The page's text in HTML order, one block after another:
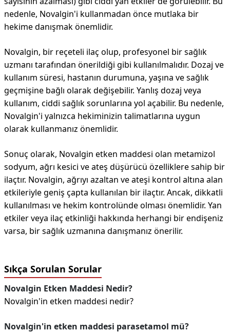
nedenle, Novalgin'i kullanmadan önce mutlaka bir
hekime danışmak önemlidir.
Novalgin, bir reçeteli ilaç olup, profesyonel bir sağlık
uzmanı tarafından önerildiği gibi kullanılmalıdır. Dozaj ve
kullanım süresi, hastanın durumuna, yaşına ve sağlık
geçmişine bağlı olarak değişebilir. Yanlış dozaj veya
kullanım, ciddi sağlık sorunlarına yol açabilir. Bu nedenle,
Novalgin'i yalnızca hekiminizin talimatlarına uygun
olarak kullanmanız önemlidir.
Sonuç olarak, Novalgin etken maddesi olan metamizol
sodyum, ağrı kesici ve ateş düşürücü özelliklere sahip bir
ilaçtır. Novalgin, ağrıyı azaltan ve ateşi kontrol altına alan
etkileriyle geniş çapta kullanılan bir ilaçtır. Ancak, dikkatli
kullanılması ve hekim kontrolünde olması önemlidir. Yan
etkiler veya ilaç etkinliği hakkında herhangi bir endişeniz
varsa, bir sağlık uzmanına danışmanız önerilir.
Sıkça Sorulan Sorular
Novalgin Etken Maddesi Nedir?
Novalgin'in etken maddesi nedir?
Novalgin'in etken maddesi parasetamol mü?